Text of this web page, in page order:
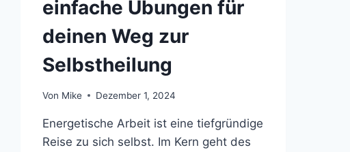
einfache Übungen für
deinen Weg zur
Selbstheilung
Von Mike Dezember 1, 2024
Energetische Arbeit ist eine tiefgründige
Reise zu sich selbst. Im Kern geht des